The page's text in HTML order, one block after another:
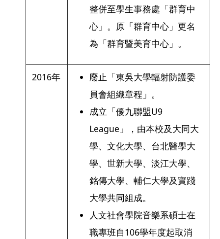
整併至學生事務處「群育中
心」。原「群育中心」更名
為「群育暨美育中心」。
2016年
廢止「東吳大學輻射防護委
員會組織章程」。
成立「優九聯盟U9
League」，由本校及大同大
學、文化大學、台北醫學大
學、世新大學、淡江大學、
銘傳大學、輔仁大學及實踐
大學共同組成。
人文社會學院音樂系碩士在
職專班自106學年度起取消